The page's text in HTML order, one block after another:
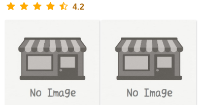
4.2